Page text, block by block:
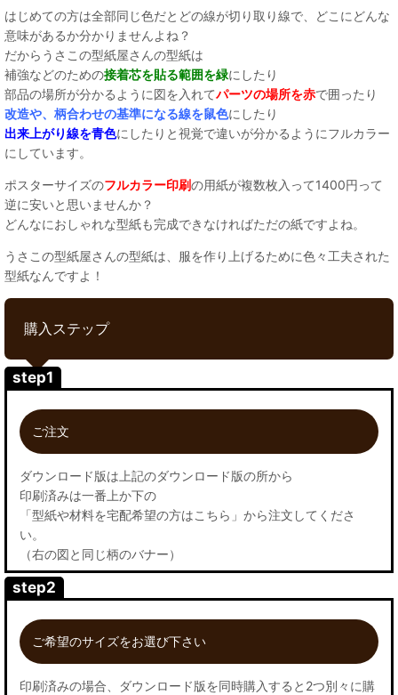
はじめての方は全部同じ色だとどの線が切り取り線で、どこにどんな
意味があるか分かりませんよね？
だからうさこの型紙屋さんの型紙は
補強などのための接着芯を貼る範囲を緑にしたり
部品の場所が分かるように図を入れてパーツの場所を赤で囲ったり
改造や、柄合わせの基準になる線を鼠色にしたり
出来上がり線を青色にしたりと視覚で違いが分かるようにフルカラー
にしています。
ポスターサイズのフルカラー印刷の用紙が複数枚入って1400円って
逆に安いと思いませんか？
どんなにおしゃれな型紙も完成できなければただの紙ですよね。
うさこの型紙屋さんの型紙は、服を作り上げるために色々工夫された
型紙なんですよ！
購入ステップ
step1
ご注文
ダウンロード版は上記のダウンロード版の所から
印刷済みは一番上か下の
「型紙や材料を宅配希望の方はこちら」から注文してくださ
い。
（右の図と同じ柄のバナー）
step2
ご希望のサイズをお選び下さい
印刷済みの場合、ダウンロード版を同時購入すると2つ別々に購